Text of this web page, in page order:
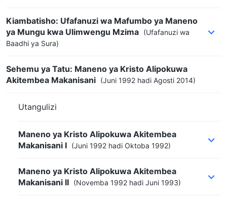
Kiambatisho: Ufafanuzi wa Mafumbo ya Maneno
ya Mungu kwa Ulimwengu Mzima (Ufafanuzi wa
Baadhi ya Sura)
Sehemu ya Tatu: Maneno ya Kristo Alipokuwa
Akitembea Makanisani (Juni 1992 hadi Agosti 2014)
Utangulizi
Maneno ya Kristo Alipokuwa Akitembea
Makanisani I (Juni 1992 hadi Oktoba 1992)
Maneno ya Kristo Alipokuwa Akitembea
Makanisani II (Novemba 1992 hadi Juni 1993)